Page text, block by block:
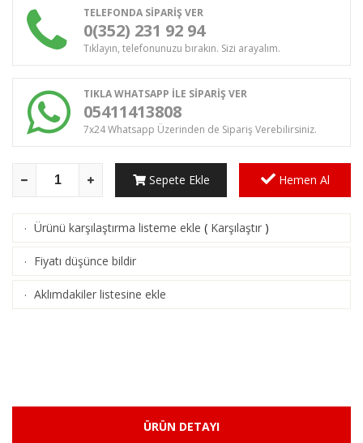
TELEFONDA SİPARİŞ VER
0(352) 231 92 94
Tıklayın, telefonunuzu bırakın. Sizi arayalım.
TIKLA WHATSAPP İLE SİPARİŞ VER
05411413808
7x24 Whatsapp Üzerinden de Sipariş Verebilirsiniz.
Sepete Ekle Hemen Al
· Ürünü karşılaştırma listeme ekle ( Karşılaştır )
· Fiyatı düşünce bildir
· Aklımdakiler listesine ekle
ÜRÜN DETAYI